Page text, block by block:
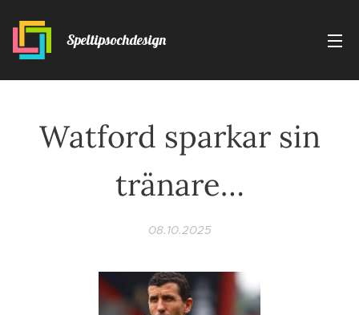
Speltipsochdesign
Watford sparkar sin
tränare…
08.10.2025